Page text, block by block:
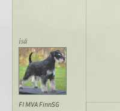
FI MVA FinnSG